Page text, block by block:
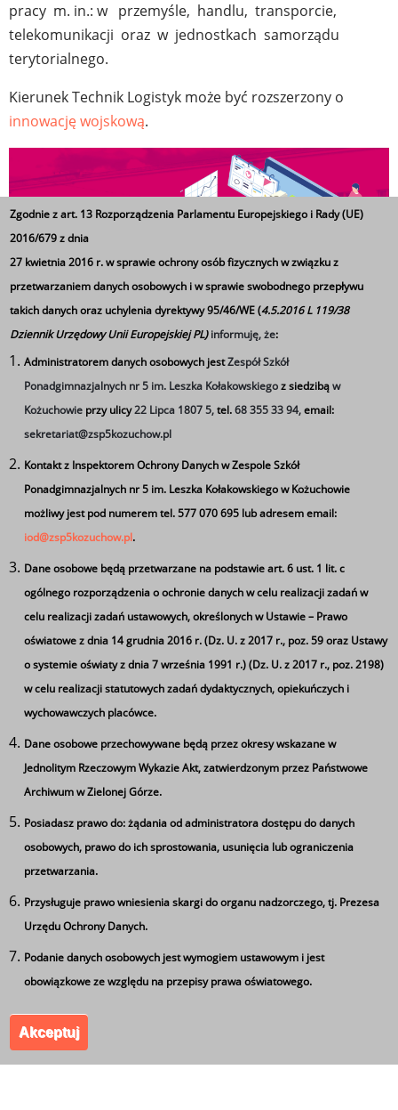
pracy m. in.: w przemyśle, handlu, transporcie,
telekomunikacji oraz w jednostkach samorządu
terytorialnego.
Kierunek Technik Logistyk może być rozszerzony o
innowację wojskową.
Tagi
technik logistyk
Zespół Szkół Ponadgimnazjalnych nr 5 im. Leszka
Kołakowskiego w Kożuchowie. Wszystkie prawa
Ta strona wykorzystuje pliki cookie
Używamy informacji zapisanych za pomocą plików
korzystaniu z naszego serwisu. Mogą też korzystać z nich
współpracujące z nami firmy badawcze oraz reklamowe.
Jeżeli wyrażasz zgodę na zapisywanie informacji zawartej
w cookies kliknij na przycisk 'zgadzam się'. Jeśli nie
możesz zmienić w swojej przeglądarce.
Zgodnie z art. 13 Rozporządzenia Parlamentu Europejskiego i Rady (UE)
2016/679 z dnia
27 kwietnia 2016 r. w sprawie ochrony osób fizycznych w związku z
przetwarzaniem danych osobowych i w sprawie swobodnego przepływu
takich danych oraz uchylenia dyrektywy 95/46/WE (4.5.2016 L 119/38
Dziennik Urzędowy Unii Europejskiej PL)informuję, że:
Administratorem danych osobowych jestZespół Szkół
Ponadgimnazjalnych nr 5 im. Leszka Kołakowskiegoz siedzibąw
Kożuchowie przy ulicy22 Lipca 1807 5,tel.68 355 33 94,email:
sekretariat@zsp5kozuchow.pl
Kontakt z Inspektorem Ochrony Danych w Zespole Szkół
Ponadgimnazjalnych nr 5 im. Leszka Kołakowskiego w Kożuchowie
możliwy jest pod numerem tel. 577 070 695 lub adresem email:
iod@zsp5kozuchow.pl.
Dane osobowe będą przetwarzane na podstawie art. 6 ust. 1 lit. c
ogólnego rozporządzenia o ochronie danych w celu realizacji zadań w
celu realizacji zadań ustawowych, określonych w Ustawie – Prawo
oświatowe z dnia 14 grudnia 2016 r. (Dz. U. z 2017 r., poz. 59 oraz Ustawy
o systemie oświaty z dnia 7 września 1991 r.) (Dz. U. z 2017 r., poz. 2198)
w celu realizacji statutowych zadań dydaktycznych, opiekuńczych i
wychowawczych placówce.
Dane osobowe przechowywane będą przez okresy wskazane w
Jednolitym Rzeczowym Wykazie Akt, zatwierdzonym przez Państwowe
Archiwum w Zielonej Górze.
Posiadasz prawo do: żądania od administratora dostępu do danych
osobowych, prawo do ich sprostowania, usunięcia lub ograniczenia
przetwarzania.
Przysługuje prawo wniesienia skargi do organu nadzorczego, tj. Prezesa
Urzędu Ochrony Danych.
Podanie danych osobowych jest wymogiem ustawowym i jest
obowiązkowe ze względu na przepisy prawa oświatowego.
Akceptuj